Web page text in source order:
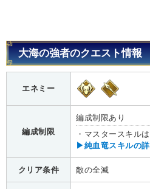
大海の強者のクエスト情報
エネミー
編成制限
編成制限あり
・マスタースキル
▶純血竜スキルの
クリア条件 敵の全滅